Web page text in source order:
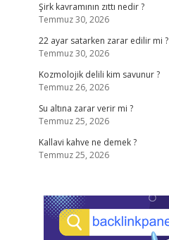
Şirk kavramının zıttı nedir ?
Temmuz 30, 2026
22 ayar satarken zarar edilir mi ?
Temmuz 30, 2026
Kozmolojik delili kim savunur ?
Temmuz 26, 2026
Su altına zarar verir mi ?
Temmuz 25, 2026
Kallavi kahve ne demek ?
Temmuz 25, 2026